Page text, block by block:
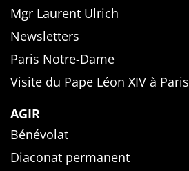
Mgr Laurent Ulrich
Newsletters
Paris Notre-Dame
Visite du Pape Léon XIV à Paris
AGIR
Bénévolat
Diaconat permanent